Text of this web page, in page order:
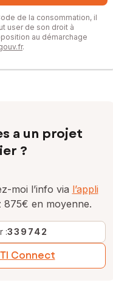
de la consommation, il
user de son droit à
au démarchage
.
a un projet
?
moi l’info via l’appli
875€ en moyenne.
:339742
Connect